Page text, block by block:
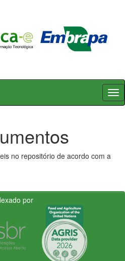
no repositório de acordo com a
por